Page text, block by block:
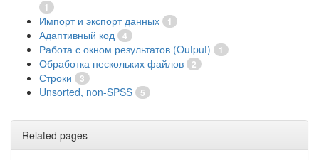
1
Импорт и экспорт данных 1
Адаптивный код 4
Работа с окном результатов (Output) 1
Обработка нескольких файлов 2
Строки 3
Unsorted, non-SPSS 5
Related pages